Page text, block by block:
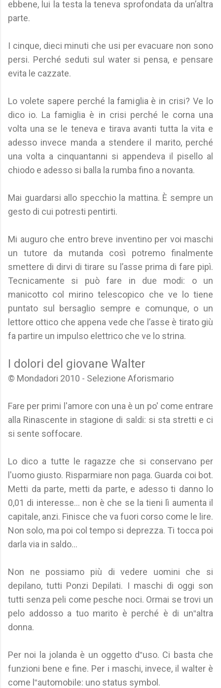
ebbene, lui la testa la teneva sprofondata da un’altra
parte.
I cinque, dieci minuti che usi per evacuare non sono
persi. Perché seduti sul water si pensa, e pensare
evita le cazzate.
Lo volete sapere perché la famiglia è in crisi? Ve lo
dico io. La famiglia è in crisi perché le corna una
volta una se le teneva e tirava avanti tutta la vita e
adesso invece manda a stendere il marito, perché
una volta a cinquantanni si appendeva il pisello al
chiodo e adesso si balla la rumba fino a novanta.
Mai guardarsi allo specchio la mattina. È sempre un
gesto di cui potresti pentirti.
Mi auguro che entro breve inventino per voi maschi
un tutore da mutanda così potremo finalmente
smettere di dirvi di tirare su l’asse prima di fare pipì.
Tecnicamente si può fare in due modi: o un
manicotto col mirino telescopico che ve lo tiene
puntato sul bersaglio sempre e comunque, o un
lettore ottico che appena vede che l’asse è tirato giù
fa partire un impulso elettrico che ve lo strina.
I dolori del giovane Walter
© Mondadori 2010 - Selezione Aforismario
Fare per primi l'amore con una è un po' come entrare
alla Rinascente in stagione di saldi: si sta stretti e ci
si sente soffocare.
Lo dico a tutte le ragazze che si conservano per
l'uomo giusto. Risparmiare non paga. Guarda coi bot.
Metti da parte, metti da parte, e adesso ti danno lo
0,01 di interesse… non è che se la tieni lì aumenta il
capitale, anzi. Finisce che va fuori corso come le lire.
Non solo, ma poi col tempo si deprezza. Ti tocca poi
darla via in saldo…
Non ne possiamo più di vedere uomini che si
depilano, tutti Ponzi Depilati. I maschi di oggi son
tutti senza peli come pesche noci. Ormai se trovi un
pelo addosso a tuo marito è perché è di un‟altra
donna.
Per noi la jolanda è un oggetto d‟uso. Ci basta che
funzioni bene e fine. Per i maschi, invece, il walter è
come l‟automobile: uno status symbol.